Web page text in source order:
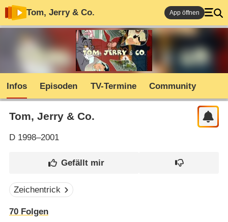
Tom, Jerry & Co. App öffnen
Infos Episoden TV-Termine Community
Tom, Jerry & Co.
D1998–2001
Zeichentrick
70Folgen